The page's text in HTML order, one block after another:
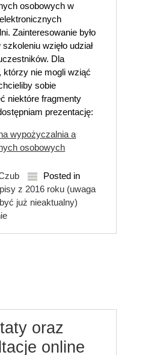
osobowych w
Zainteresowanie było
wzięło udział
Dla
nie mogli wziąć
sobie
niektóre fragmenty
prezentację:
wypożyczalnia a
osobowych
Posted in
z 2016 roku (uwaga
już nieaktualny)
oraz
online